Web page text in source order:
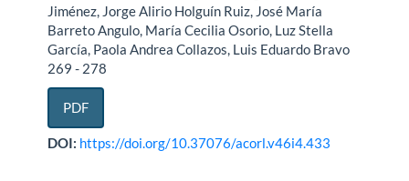
Jiménez, Jorge Alirio Holguín Ruiz, José María
Barreto Angulo, María Cecilia Osorio, Luz Stella
García, Paola Andrea Collazos, Luis Eduardo Bravo
269 - 278
PDF
DOI: https://doi.org/10.37076/acorl.v46i4.433